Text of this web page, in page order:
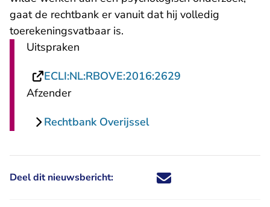
gaat de rechtbank er vanuit dat hij volledig
toerekeningsvatbaar is.
Uitspraken
ECLI:NL:RBOVE:2016:2629
Afzender
Rechtbank Overijssel
Deel dit nieuwsbericht: Deel dit nieuwsbericht via X -
Deel dit nieuwsbericht via
Deel dit nieuwsbericht
Deel dit